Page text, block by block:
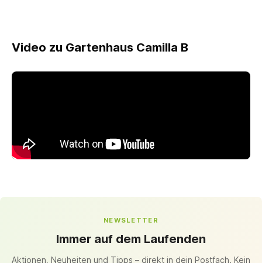
Video zu Gartenhaus Camilla B
NEWSLETTER
Immer auf dem Laufenden
Aktionen, Neuheiten und Tipps – direkt in dein Postfach. Kein